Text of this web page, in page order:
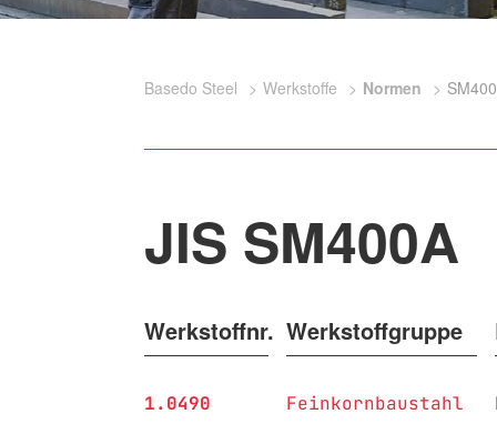
Basedo Steel Werkstoffe Normen
JIS SM400A
Werkstoffnr. Werkstoffgruppe
1.0490 Feinkornbaustahl